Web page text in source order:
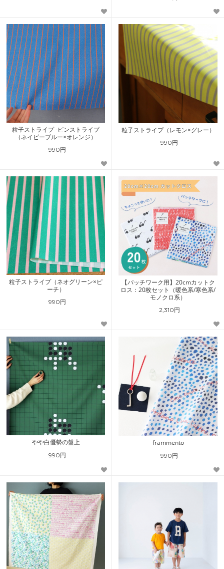
粒子ストライプ -ピンストライプ
（ネイビーブルー×オレンジ）
990円
粒子ストライプ（レモン×グレー）
990円
粒子ストライプ（ネオグリーン×ピ
ーチ）
990円
【パッチワーク用】20cmカットク
ロス：20枚セット（暖色系/寒色系/
モノクロ系）
2,310円
やや白優勢の盤上
990円
frammento
990円